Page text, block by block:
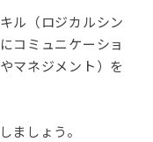
ル（ロジカルシン
コミュニケーショ
マネジメント）を
ましょう。